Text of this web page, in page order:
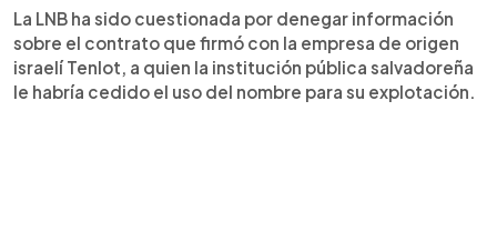
La LNB ha sido cuestionada por denegar información
sobre el contrato que firmó con la empresa de origen
israelí Tenlot, a quien la institución pública salvadoreña
le habría cedido el uso del nombre para su explotación.